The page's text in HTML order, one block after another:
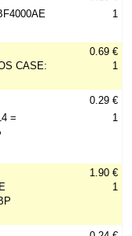
1
CASE:
0.69 €
1
=
0.29 €
1
1.90 €
1